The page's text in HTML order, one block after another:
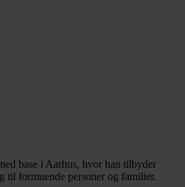
base i Aarhus, hvor han tilbyder
til formuende personer og familier.